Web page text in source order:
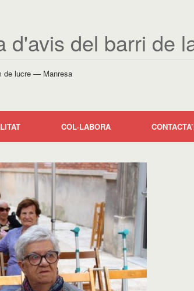
d'avis del barri de
de lucre — Manresa
COL·LABORA